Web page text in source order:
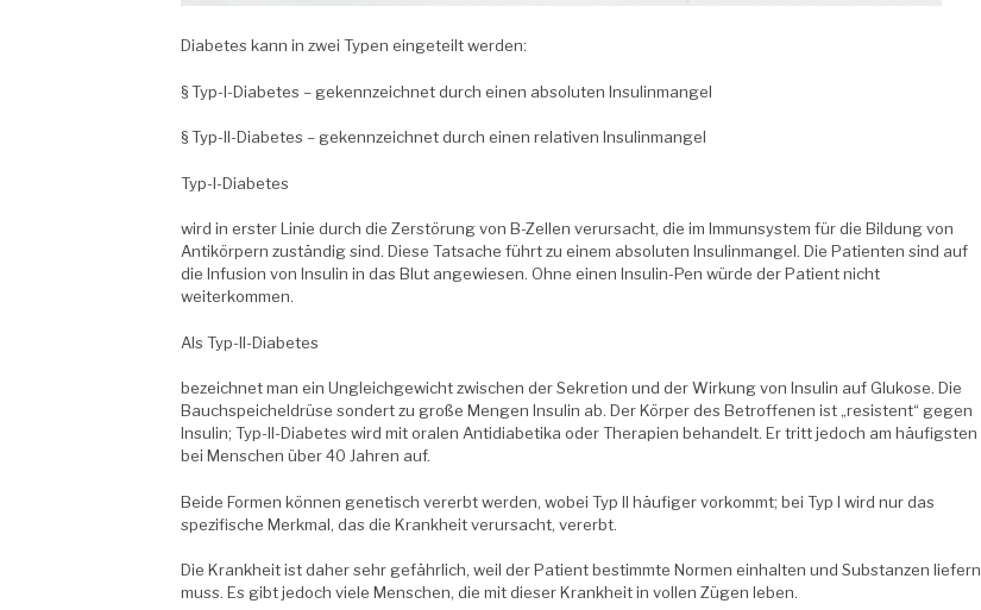
Diabetes kann in zwei Typen eingeteilt werden:
§ Typ-I-Diabetes – gekennzeichnet durch einen absoluten Insulinmangel
§ Typ-II-Diabetes – gekennzeichnet durch einen relativen Insulinmangel
Typ-I-Diabetes
wird in erster Linie durch die Zerstörung von B-Zellen verursacht, die im Immunsystem für die Bildung von
Antikörpern zuständig sind. Diese Tatsache führt zu einem absoluten Insulinmangel. Die Patienten sind auf
die Infusion von Insulin in das Blut angewiesen. Ohne einen Insulin-Pen würde der Patient nicht
weiterkommen.
Als Typ-II-Diabetes
bezeichnet man ein Ungleichgewicht zwischen der Sekretion und der Wirkung von Insulin auf Glukose. Die
Bauchspeicheldrüse sondert zu große Mengen Insulin ab. Der Körper des Betroffenen ist „resistent“ gegen
Insulin; Typ-II-Diabetes wird mit oralen Antidiabetika oder Therapien behandelt. Er tritt jedoch am häufigsten
bei Menschen über 40 Jahren auf.
Beide Formen können genetisch vererbt werden, wobei Typ II häufiger vorkommt; bei Typ I wird nur das
spezifische Merkmal, das die Krankheit verursacht, vererbt.
Die Krankheit ist daher sehr gefährlich, weil der Patient bestimmte Normen einhalten und Substanzen liefern
muss. Es gibt jedoch viele Menschen, die mit dieser Krankheit in vollen Zügen leben.